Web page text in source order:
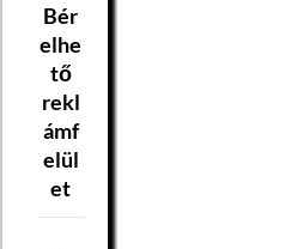
Bér
elhe
tő
rekl
ámf
elül
et